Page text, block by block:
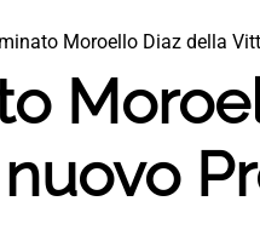
Moroello Diaz della